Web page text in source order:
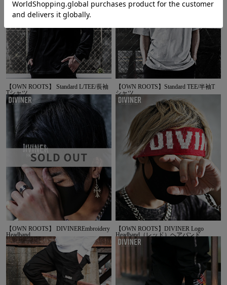
【OWN ROOTS】 Standard L/TEE/長袖
Tシャツ
【OWN ROOTS】Standard TEE/半袖T
シャツ
【OWN ROOTS】 DIVINEREmbroidery
Headband
【OWN ROOTS】DIVINER Logo
Headband（レッド）ヘアバンド